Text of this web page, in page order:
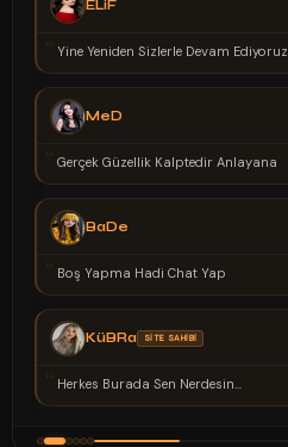
ELiF
Yine Yeniden Sizlerle Devam Ediyoruz
MeD
Gerçek Güzellik Kalptedir Anlayana
BaDe
Boş Yapma Hadi Chat Yap
KüBRa SİTE SAHİBİ
Herkes Burada Sen Nerdesin...